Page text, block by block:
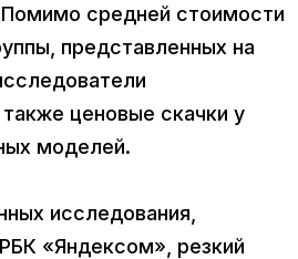
Помимо средней стоимости
представленных на
ценовые скачки у
моделей.
исследования,
«Яндексом», резкий